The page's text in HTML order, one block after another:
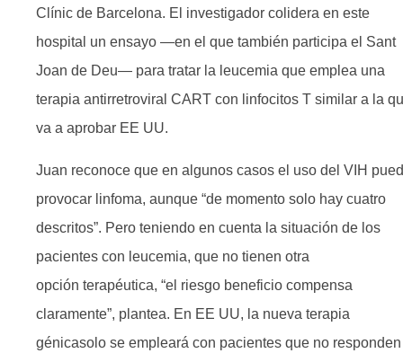
Clínic de Barcelona. El investigador colidera en este
hospital un ensayo —en el que también participa el Sant
Joan de Deu— para tratar la leucemia que emplea una
terapia antirretroviral CART con linfocitos T similar a la
va a aprobar EE UU.
Juan reconoce que en algunos casos el uso del VIH
provocar linfoma, aunque “de momento solo hay cuatro
descritos”. Pero teniendo en cuenta la situación de los
pacientes con leucemia, que no tienen otra
opción terapéutica, “el riesgo beneficio compensa
claramente”, plantea. En EE UU, la nueva terapia
génicasolo se empleará con pacientes que no